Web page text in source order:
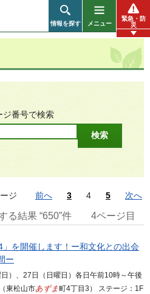
情報を探す メニュー
緊急・防
災
ジ番号で検索
ジ 前へ 3 4 5 次へ
る結果 “650”件 4ページ目
」を開催します！ー和文化との出会
ー
）、27日（日曜日）各日午前10時～午後
東松山市あずま町4丁目3） ステージ：1F